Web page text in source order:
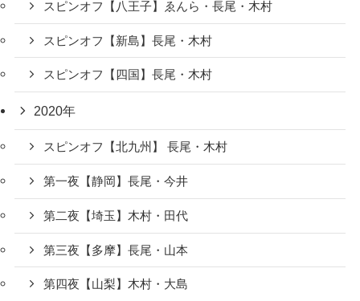
スピンオフ【八王子】ゑんら・長尾・木村
スピンオフ【新島】長尾・木村
スピンオフ【四国】長尾・木村
2020年
スピンオフ【北九州】 長尾・木村
第一夜【静岡】長尾・今井
第二夜【埼玉】木村・田代
第三夜【多摩】長尾・山本
第四夜【山梨】木村・大島